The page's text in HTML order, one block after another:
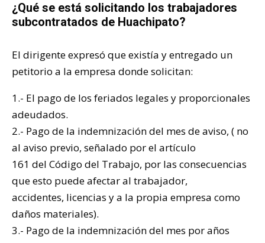
¿Qué se está solicitando los trabajadores
subcontratados de Huachipato?
El dirigente expresó que existía y entregado un
petitorio a la empresa donde solicitan:
1.- El pago de los feriados legales y proporcionales
adeudados.
2.- Pago de la indemnización del mes de aviso, ( no
al aviso previo, señalado por el artículo
161 del Código del Trabajo, por las consecuencias
que esto puede afectar al trabajador,
accidentes, licencias y a la propia empresa como
daños materiales).
3.- Pago de la indemnización del mes por años